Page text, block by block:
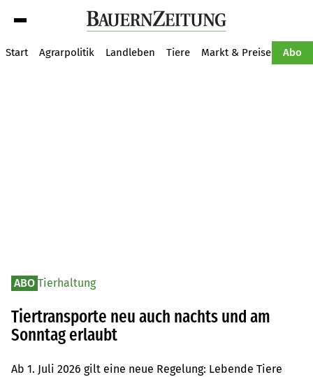
Start Agrarpolitik Landleben Tiere Markt & Preise Abo
ABO Tierhaltung
Tiertransporte neu auch nachts und am
Sonntag erlaubt
Ab 1. Juli 2026 gilt eine neue Regelung: Lebende Tiere